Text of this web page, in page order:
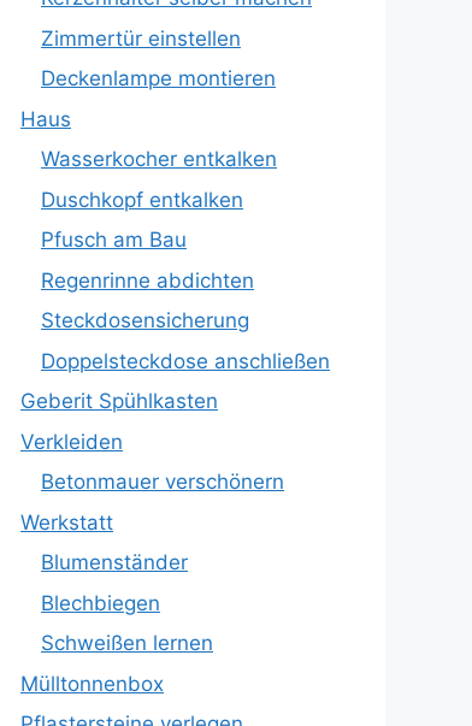
Zimmertür einstellen
Deckenlampe montieren
Haus
Wasserkocher entkalken
Duschkopf entkalken
Pfusch am Bau
Regenrinne abdichten
Steckdosensicherung
Doppelsteckdose anschließen
Geberit Spühlkasten
Verkleiden
Betonmauer verschönern
Werkstatt
Blumenständer
Blechbiegen
Schweißen lernen
Mülltonnenbox